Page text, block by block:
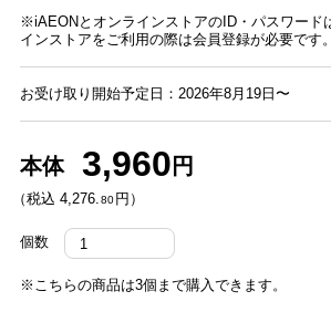
※iAEONとオンラインストアのID・パスワード
インストアをご利用の際は会員登録が必要です。
お受け取り開始予定日：2026年8月19日〜
本体 3,960 円
（税込 4,276. 80 円）
個数
※こちらの商品は3個まで購入できます。